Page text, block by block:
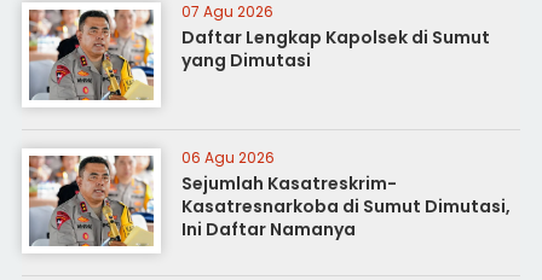
07 Agu 2026
Daftar Lengkap Kapolsek di Sumut
yang Dimutasi
06 Agu 2026
Sejumlah Kasatreskrim-
Kasatresnarkoba di Sumut Dimutasi,
Ini Daftar Namanya